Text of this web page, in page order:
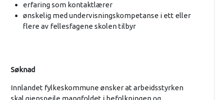
erfaring som kontaktlærer
ønskelig med undervisningskompetanse i ett eller
flere av fellesfagene skolen tilbyr
Søknad
Innlandet fylkeskommune ønsker at arbeidsstyrken